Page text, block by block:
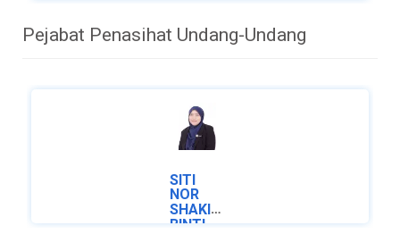
Pejabat Penasihat Undang-Undang
SITI
NOR
SHAKIRAH
BINTI